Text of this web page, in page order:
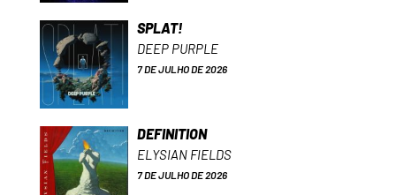
SPLAT!
DEEP PURPLE
7 DE JULHO DE 2026
DEFINITION
ELYSIAN FIELDS
7 DE JULHO DE 2026